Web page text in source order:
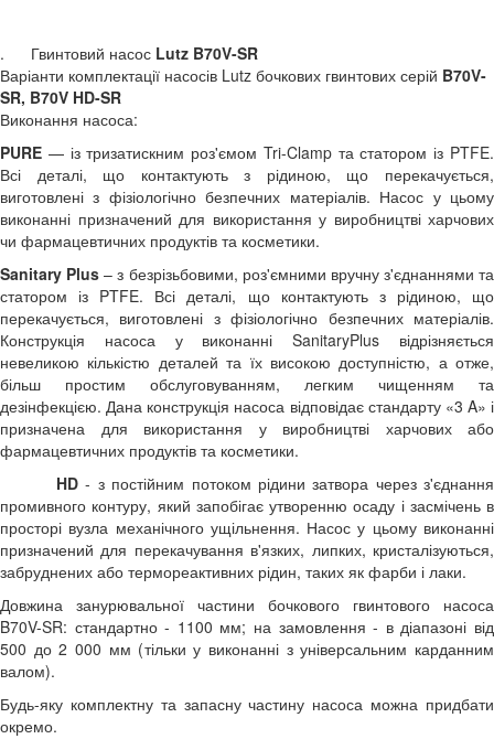
. Гвинтовий насос Lutz B70V-SR
Варіанти комплектації насосів Lutz бочкових гвинтових серій B70V-
SR, B70V HD-SR
Виконання насоса:
PURE — із тризатискним роз'ємом Tri-Clamp та статором із PTFE.
Всі деталі, що контактують з рідиною, що перекачується,
виготовлені з фізіологічно безпечних матеріалів. Насос у цьому
виконанні призначений для використання у виробництві харчових
чи фармацевтичних продуктів та косметики.
Sanitary Plus – з безрізьбовими, роз'ємними вручну з'єднаннями та
статором із PTFE. Всі деталі, що контактують з рідиною, що
перекачується, виготовлені з фізіологічно безпечних матеріалів.
Конструкція насоса у виконанні SanitaryPlus відрізняється
невеликою кількістю деталей та їх високою доступністю, а отже,
більш простим обслуговуванням, легким чищенням та
дезінфекцією. Дана конструкція насоса відповідає стандарту «3 A» і
призначена для використання у виробництві харчових або
фармацевтичних продуктів та косметики.
HD - з постійним потоком рідини затвора через з'єднання
промивного контуру, який запобігає утворенню осаду і засмічень в
просторі вузла механічного ущільнення. Насос у цьому виконанні
призначений для перекачування в'язких, липких, кристалізуються,
забруднених або термореактивних рідин, таких як фарби і лаки.
Довжина занурювальної частини бочкового гвинтового насоса
B70V-SR: стандартно - 1100 мм; на замовлення - в діапазоні від
500 до 2 000 мм (тільки у виконанні з універсальним карданним
валом).
Будь-яку комплектну та запасну частину насоса можна придбати
окремо.